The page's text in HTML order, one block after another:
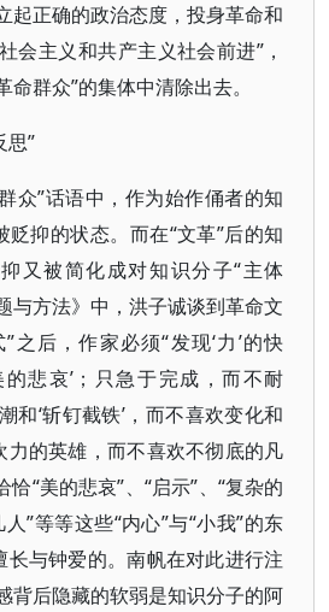
起正确的政治态度，投身革命和
会主义和共产主义社会前进”，
群众”的集体中清除出去。
思”
众”话语中，作为始作俑者的知
抑的状态。而在“文革”后的知
又被简化成对知识分子“主体
与方法》中，洪子诚谈到革命文
之后，作家必须“发现‘力’的快
悲哀’；只急于完成，而不耐
和‘斩钉截铁’，而不喜欢变化和
力的英雄，而不喜欢不彻底的凡
“美的悲哀”、“启示”、“复杂的
”等等这些“内心”与“小我”的东
与钟爱的。南帆在对此进行注
背后隐藏的软弱是知识分子的阿